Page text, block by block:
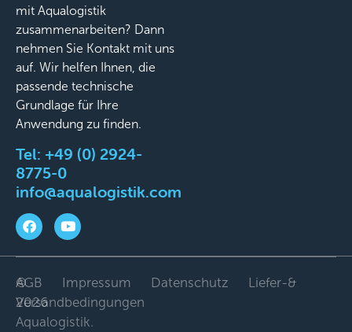
mit Aqualogistik
zusammenarbeiten? Dann
nehmen Sie Kontakt mit uns
auf. Wir helfen Ihnen, die
passende technische
Grundlage für Ihre
Anwendung zu finden.
Tel: +49 (0) 2924-
8775-0
info@aqualogistik.com
©
2026
Aqualogistik.
AGB Impressum Datenschutz
Liefer-&
Versandbedingungen